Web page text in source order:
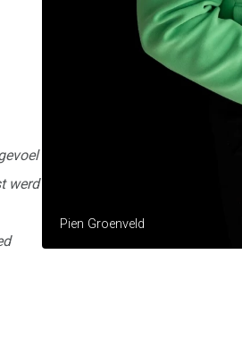
werd
Pien Groenveld